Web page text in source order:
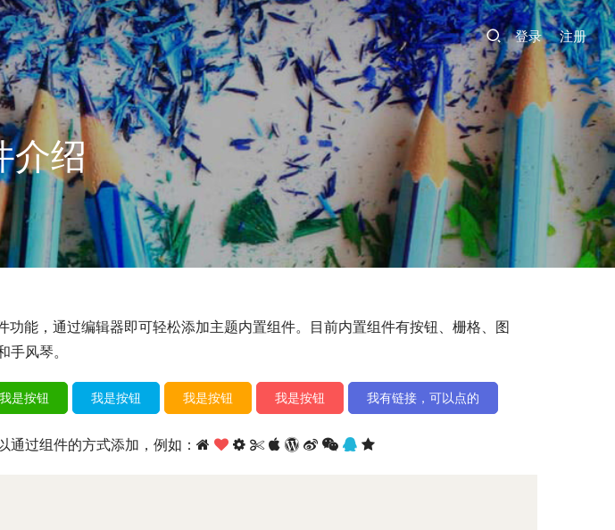
登录 注册
介绍
能，通过编辑器即可轻松添加主题内置组件。目前内置组件有按钮、栅格、图
风琴。
我是按钮 我是按钮 我是按钮 我是按钮 我有链接，可以点的
通过组件的方式添加，例如：